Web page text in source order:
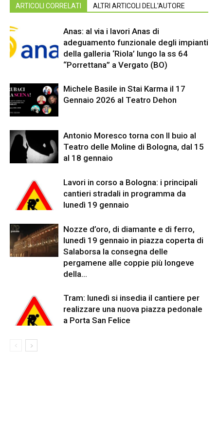
ARTICOLI CORRELATI ALTRI ARTICOLI DELL'AUTORE
Anas: al via i lavori Anas di
adeguamento funzionale degli impianti
della galleria ‘Riola’ lungo la ss 64
“Porrettana” a Vergato (BO)
Michele Basile in Stai Karma il 17
Gennaio 2026 al Teatro Dehon
Antonio Moresco torna con Il buio al
Teatro delle Moline di Bologna, dal 15
al 18 gennaio
Lavori in corso a Bologna: i principali
cantieri stradali in programma da
lunedì 19 gennaio
Nozze d’oro, di diamante e di ferro,
lunedì 19 gennaio in piazza coperta di
Salaborsa la consegna delle
pergamene alle coppie più longeve
della...
Tram: lunedì si insedia il cantiere per
realizzare una nuova piazza pedonale
a Porta San Felice